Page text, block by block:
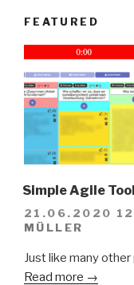
FEATURED
Simple Agile
21.06.2020
MÜLLER
Just like many
Read more →